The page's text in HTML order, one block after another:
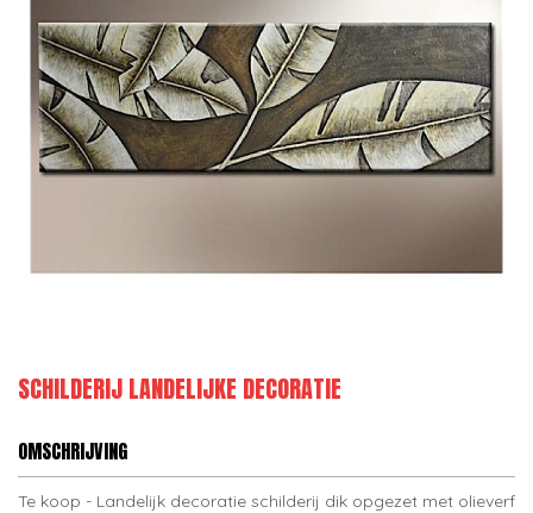
SCHILDERIJ LANDELIJKE DECORATIE
OMSCHRIJVING
Te koop - Landelijk decoratie schilderij dik opgezet met olieverf